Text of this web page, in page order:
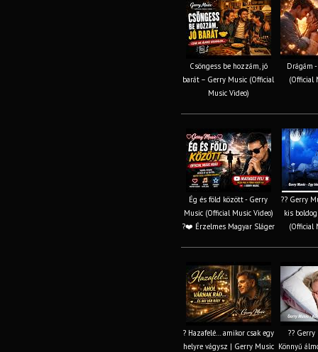
Csöngess be hozzám, jó
barát – Gerry Music (Official
Music Video)
Drágám
(Official
Ég és föld között - Gerry
Music (Official Music Video)
?❤️ Érzelmes Magyar Sláger
?? Gerry
kis
(Official
? Hazafelé… amikor csak egy
helyre vágysz | Gerry Music
?? Gerry
Könnyű